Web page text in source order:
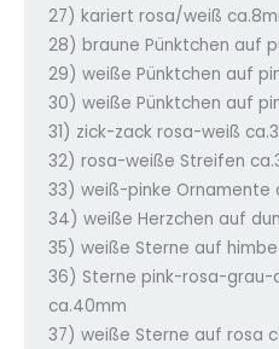
27) kariert rosa/weiß
28) braune Pünktchen auf
29) weiße Pünktchen auf
30) weiße Pünktchen auf
31) zick-zack rosa-weiß
32) rosa-weiße Streifen
33) weiß-pinke Ornamente
34) weiße Herzchen auf
35) weiße Sterne auf
36) Sterne pink-rosa-grau-
ca.40mm
37) weiße Sterne auf rosa